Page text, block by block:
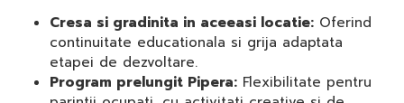
Cresa si gradinita in aceeasi locatie: Oferind
continuitate educationala si grija adaptata
etapei de dezvoltare.
Program prelungit Pipera: Flexibilitate pentru